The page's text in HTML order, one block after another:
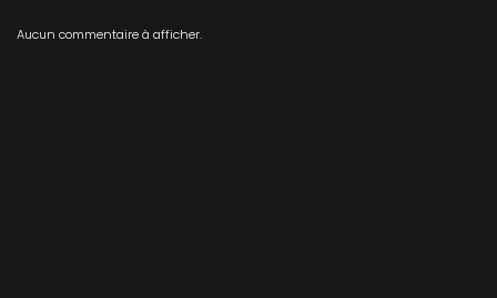
Aucun commentaire à afficher.